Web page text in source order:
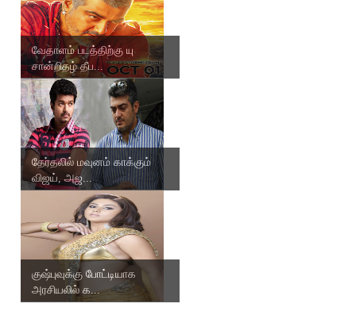
வேதாளம் படத்திற்கு யு
சான்றிதழ் தீப...
தேர்தலில் மவுனம் காக்கும்
விஜய், அஜ...
குஷ்புவுக்கு போட்டியாக
அரசியலில் க...